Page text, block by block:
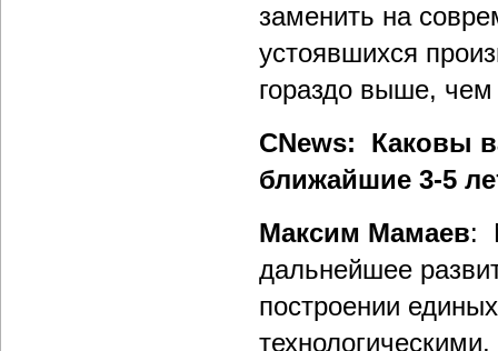
заменить на
устоявшихся
гораздо выше, чем
CNews: Каковы
ближайшие 3-5
Максим Мамаев:
дальнейшее
построении